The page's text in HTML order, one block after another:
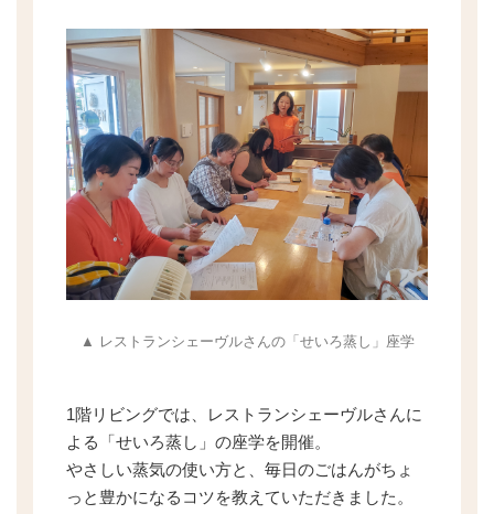
▲ レストランシェーヴルさんの「せいろ蒸し」座学
1階リビングでは、レストランシェーヴルさんに
よる「せいろ蒸し」の座学を開催。
やさしい蒸気の使い方と、毎日のごはんがちょ
っと豊かになるコツを教えていただきました。